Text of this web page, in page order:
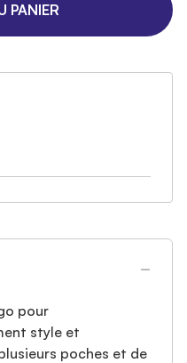
PANIER
pour
style et
poches et de